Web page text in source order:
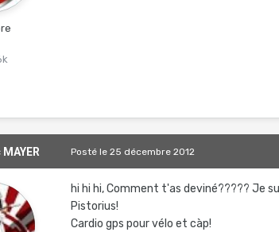
Postéle 25 décembre 2012
hi hi hi, Comment t'as deviné????? Je
Pistorius!
Cardio gps pour vélo et càp!